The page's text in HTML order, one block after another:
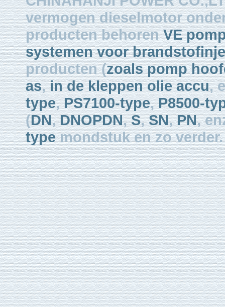
vermogen dieselmotor
producten behorenVE
systemen voor
producten (zoals pomp
as,in de kleppen olie accu,
type,PS7100-type,P8500-
(DN,DNOPDN,S,SN,PN,
typemondstuk en zo verder.